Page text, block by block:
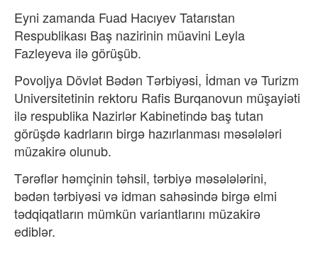
Eyni zamanda Fuad Hacıyev Tatarıstan
Respublikası Baş nazirinin müavini Leyla
Fazleyeva ilə görüşüb.
Povoljya Dövlət Bədən Tərbiyəsi, İdman və Turizm
Universitetinin rektoru Rafis Burqanovun müşayiəti
ilə respublika Nazirlər Kabinetində baş tutan
görüşdə kadrların birgə hazırlanması məsələləri
müzakirə olunub.
Tərəflər həmçinin təhsil, tərbiyə məsələlərini,
bədən tərbiyəsi və idman sahəsində birgə elmi
tədqiqatların mümkün variantlarını müzakirə
ediblər.